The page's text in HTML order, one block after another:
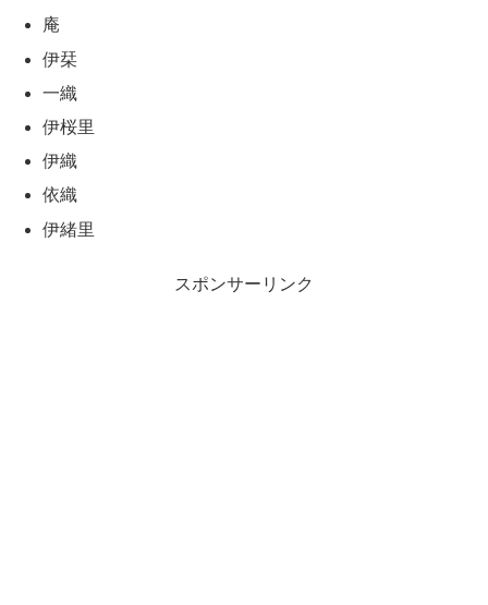
庵
伊栞
一織
伊桜里
伊織
依織
伊緒里
スポンサーリンク